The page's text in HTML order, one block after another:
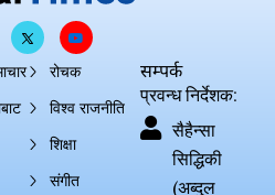
रोचक
विश्व राजनीति
शिक्षा
संगीत
सम्पर्क
प्रवन्ध निर्देशक:
सैहैन्सा
सिद्धिकी
(अब्दुल